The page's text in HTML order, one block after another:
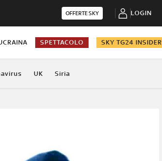
OFFERTE SKY LOGIN
SPETTACOLO SKY TG24 INSIDER
UK Siria